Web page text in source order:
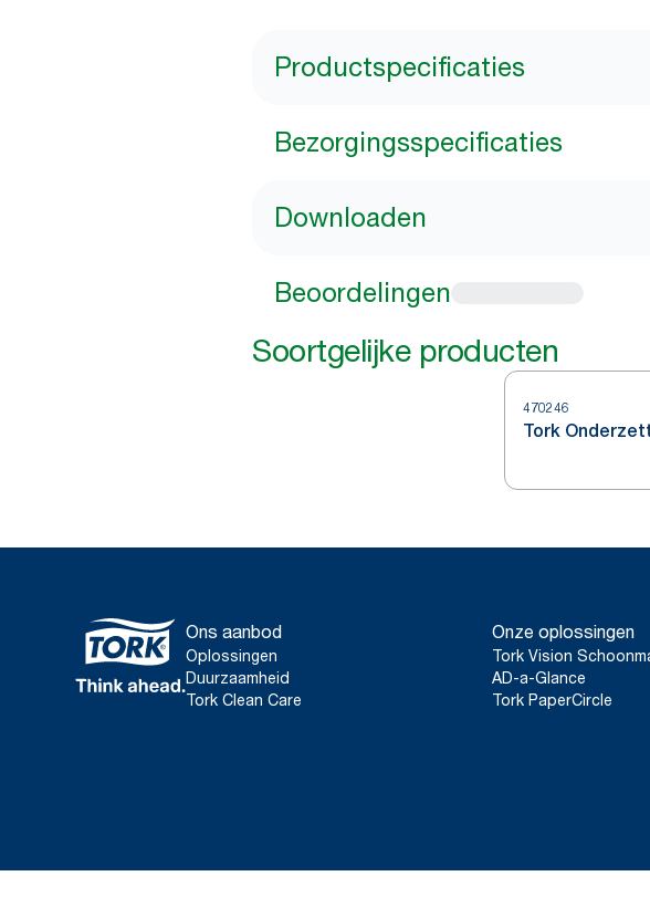
Productspecificaties
Bezorgingsspecificaties
Downloaden
Beoordelingen
Soortgelijke producten
470246
Tork
Ons aanbod
Oplossingen
Duurzaamheid
Tork Clean Care
Onze oplossingen
Tork Vision
AD-a-Glance
Tork PaperCircle